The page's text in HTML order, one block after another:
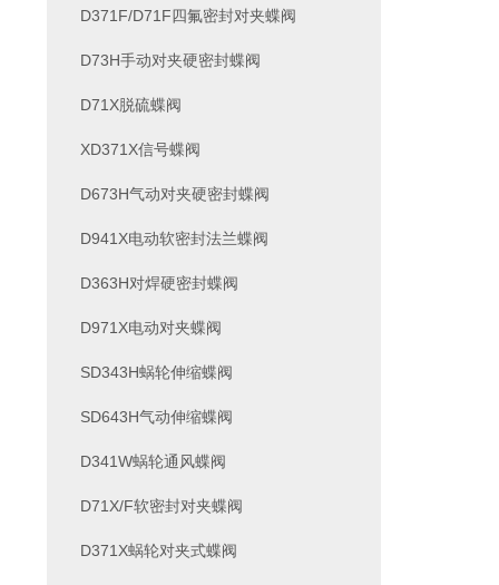
D371F/D71F四氟密封对夹蝶阀
D73H手动对夹硬密封蝶阀
D71X脱硫蝶阀
XD371X信号蝶阀
D673H气动对夹硬密封蝶阀
D941X电动软密封法兰蝶阀
D363H对焊硬密封蝶阀
D971X电动对夹蝶阀
SD343H蜗轮伸缩蝶阀
SD643H气动伸缩蝶阀
D341W蜗轮通风蝶阀
D71X/F软密封对夹蝶阀
D371X蜗轮对夹式蝶阀